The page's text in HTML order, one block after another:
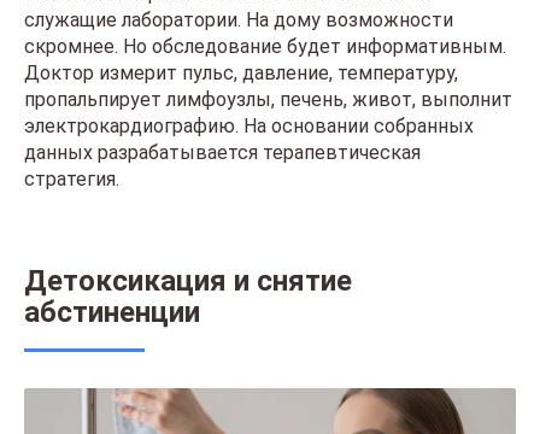
служащие лаборатории. На дому возможности
скромнее. Но обследование будет информативным.
Доктор измерит пульс, давление, температуру,
пропальпирует лимфоузлы, печень, живот, выполнит
электрокардиографию. На основании собранных
данных разрабатывается терапевтическая
стратегия.
Детоксикация и снятие
абстиненции